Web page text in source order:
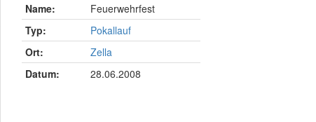
Name:
Feuerwehrfest
Typ:
Pokallauf
Ort:
Zella
Datum:
28.06.2008